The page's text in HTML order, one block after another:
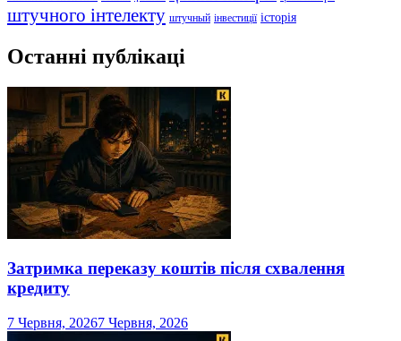
штучного інтелекту штучный інвестиції історія
Останні публікаці
Затримка переказу коштів після схвалення
кредиту
7 Червня, 20267 Червня, 2026